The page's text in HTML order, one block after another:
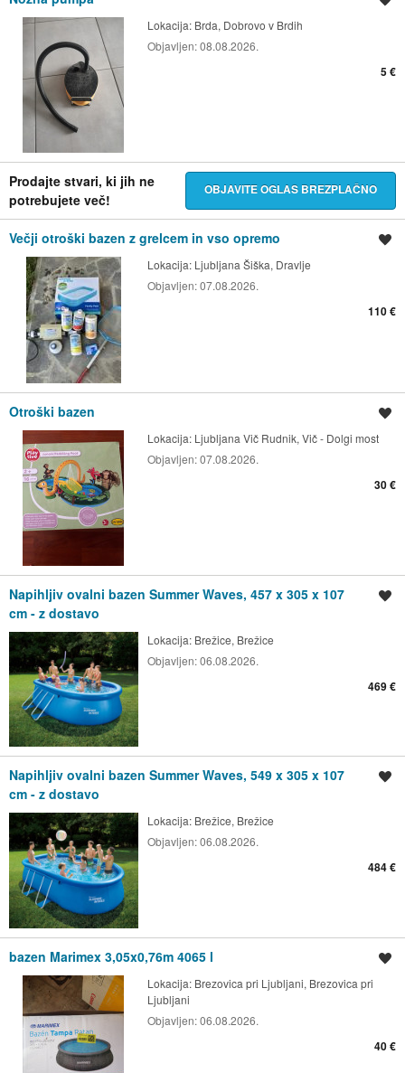
Lokacija: Brda, Dobrovo v Brdih
Objavljen:08.08.2026.
5 €
Prodajte stvari, ki jih ne
potrebujete več!
OBJAVITE OGLAS BREZPLAČNO
Večji otroški bazen z grelcem in vso opremo
Lokacija: Ljubljana Šiška, Dravlje
Objavljen:07.08.2026.
110 €
Otroški bazen
Lokacija: Ljubljana Vič Rudnik, Vič - Dolgi most
Objavljen:07.08.2026.
30 €
Napihljiv ovalni bazen Summer Waves, 457 x 305 x 107
cm - z dostavo
Lokacija: Brežice, Brežice
Objavljen:06.08.2026.
469 €
Napihljiv ovalni bazen Summer Waves, 549 x 305 x 107
cm - z dostavo
Lokacija: Brežice, Brežice
Objavljen:06.08.2026.
484 €
bazen Marimex 3,05x0,76m 4065 l
Lokacija: Brezovica pri Ljubljani, Brezovica pri
Ljubljani
Objavljen:06.08.2026.
40 €